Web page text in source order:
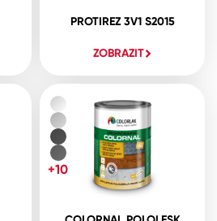
PROTIREZ 3V1 S2015
ZOBRAZIT
+10